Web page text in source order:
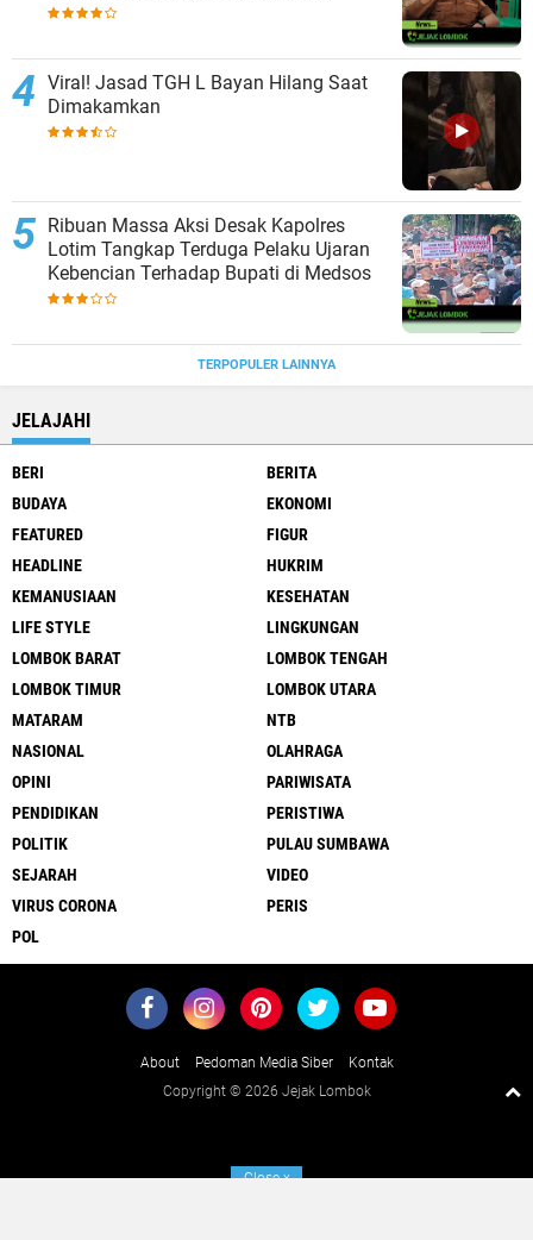
Viral! Jasad TGH L Bayan Hilang Saat
Dimakamkan
Ribuan Massa Aksi Desak Kapolres
Lotim Tangkap Terduga Pelaku Ujaran
Kebencian Terhadap Bupati di Medsos
TERPOPULER LAINNYA
JELAJAHI
BERI
BERITA
BUDAYA
EKONOMI
FEATURED
FIGUR
HEADLINE
HUKRIM
KEMANUSIAAN
KESEHATAN
LIFE STYLE
LINGKUNGAN
LOMBOK BARAT
LOMBOK TENGAH
LOMBOK TIMUR
LOMBOK UTARA
MATARAM
NTB
NASIONAL
OLAHRAGA
OPINI
PARIWISATA
PENDIDIKAN
PERISTIWA
POLITIK
PULAU SUMBAWA
SEJARAH
VIDEO
VIRUS CORONA
PERIS
POL
About Pedoman Media Siber
Kontak
Copyright © 2026 Jejak Lombok
Closex